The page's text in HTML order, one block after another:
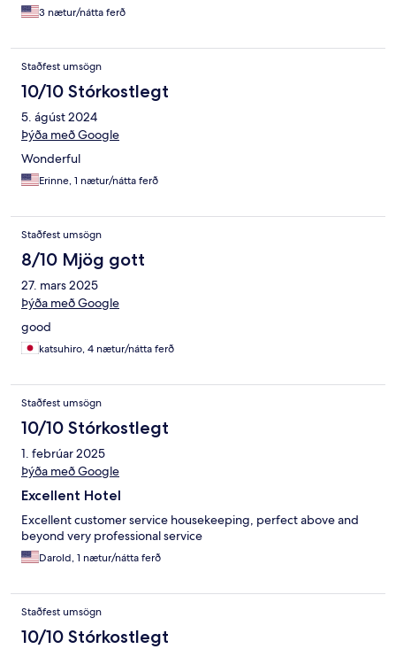
3 nætur/nátta ferð
Staðfest umsögn
10/10 Stórkostlegt
5. ágúst 2024
Þýða með Google
Wonderful
Erinne, 1 nætur/nátta ferð
Staðfest umsögn
8/10 Mjög gott
27. mars 2025
Þýða með Google
good
katsuhiro, 4 nætur/nátta ferð
Staðfest umsögn
10/10 Stórkostlegt
1. febrúar 2025
Þýða með Google
Excellent Hotel
Excellent customer service housekeeping, perfect above and
beyond very professional service
Darold, 1 nætur/nátta ferð
Staðfest umsögn
10/10 Stórkostlegt